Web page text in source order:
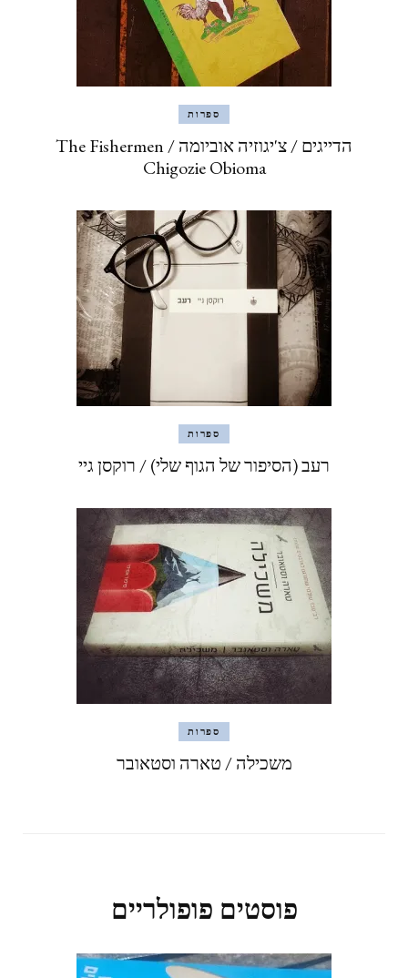
ספרות
הדייגים / צ'יגוזיה אוביומה The Fishermen /
Chigozie Obioma
ספרות
רעב (הסיפור של הגוף שלי) / רוקסן גיי
ספרות
משכילה / טארה וסטאובר
פוסטים פופולריים